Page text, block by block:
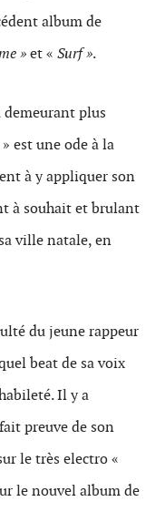
album de
»et « Surf ».
plus
» est une ode à la
à y appliquer son
à souhait et brulant
ville natale, en
du jeune rappeur
beat de sa voix
Il y a
preuve de son
le très electro «
le nouvel album de